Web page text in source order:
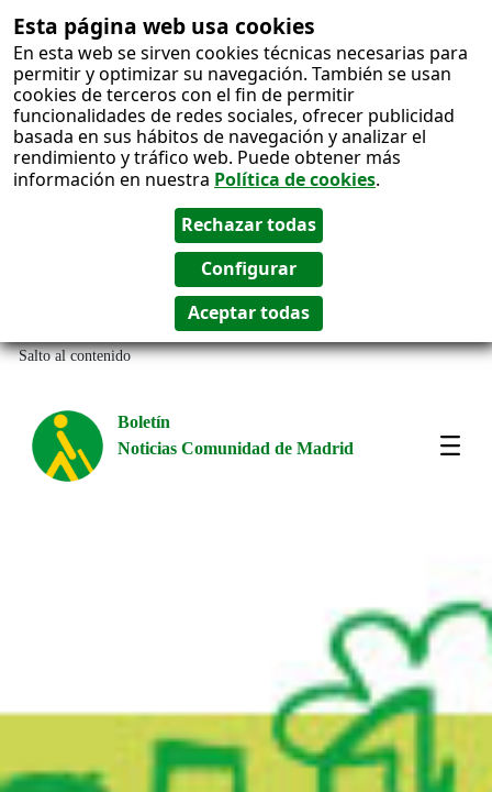
Esta página web usa cookies
En esta web se sirven cookies técnicas necesarias para
permitir y optimizar su navegación. También se usan
cookies de terceros con el fin de permitir
funcionalidades de redes sociales, ofrecer publicidad
basada en sus hábitos de navegación y analizar el
rendimiento y tráfico web. Puede obtener más
información en nuestra Política de cookies.
Salto al contenido
Boletín
Noticias Comunidad de Madrid